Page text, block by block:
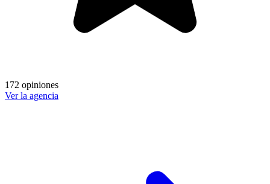
172 opiniones
Ver la agencia